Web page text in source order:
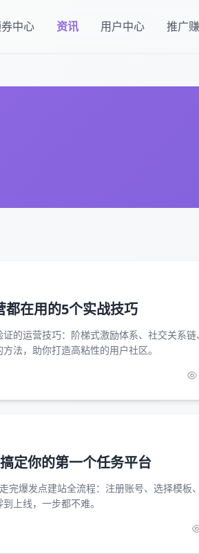
中心 资讯 用户中心 推广
都在用的5个实战技巧
的运营技巧：阶梯式激励体系、社交关系链
法，助你打造高粘性的用户社区。
定你的第一个任务平台
完爆发点建站全流程：注册账号、选择模板
上线，一步都不难。